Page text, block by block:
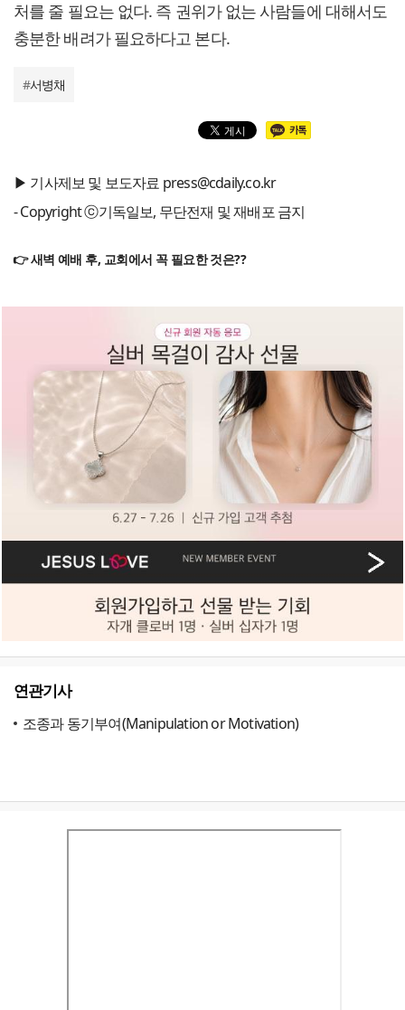
처를 줄 필요는 없다. 즉 권위가 없는 사람들에 대해서도
충분한 배려가 필요하다고 본다.
#서병채
▶ 기사제보 및 보도자료 press@cdaily.co.kr
- Copyright ⓒ기독일보, 무단전재 및 재배포 금지
👉 새벽 예배 후, 교회에서 꼭 필요한 것은??
연관기사
조종과 동기부여(Manipulation or Motivation)